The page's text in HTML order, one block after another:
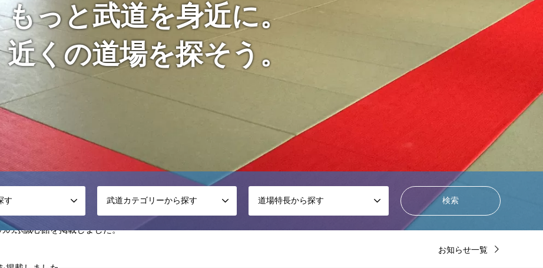
もっと武道を身近に。
近くの道場を探そう。
す 武道カテゴリーから探す 道場特長から探す
お知らせ一覧